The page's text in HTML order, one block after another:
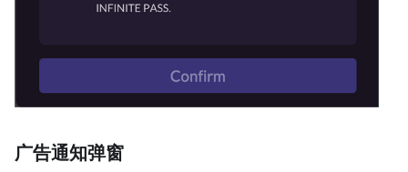
广告通知弹窗